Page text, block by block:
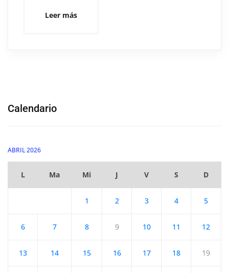
Leer más
Calendario
ABRIL 2026
L Ma Mi J V S D
1 2 3 4 5
6 7 8 9 10 11 12
13 14 15 16 17 18 19